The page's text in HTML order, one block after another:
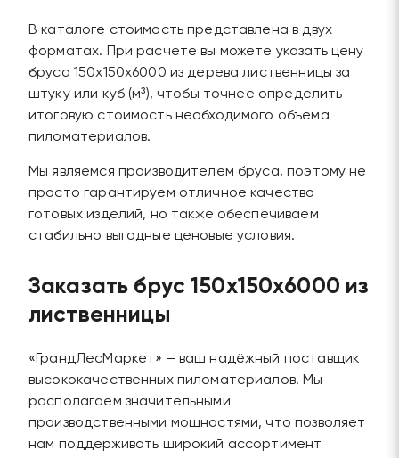
В каталоге стоимость представлена в двух
форматах. При расчете вы можете указать цену
бруса 150х150х6000 из дерева лиственницы за
штуку или куб (м³), чтобы точнее определить
итоговую стоимость необходимого объема
пиломатериалов.
Мы являемся производителем бруса, поэтому не
просто гарантируем отличное качество
готовых изделий, но также обеспечиваем
стабильно выгодные ценовые условия.
Заказать брус 150х150х6000 из
лиственницы
«ГрандЛесМаркет» – ваш надёжный поставщик
высококачественных пиломатериалов. Мы
располагаем значительными
производственными мощностями, что позволяет
нам поддерживать широкий ассортимент